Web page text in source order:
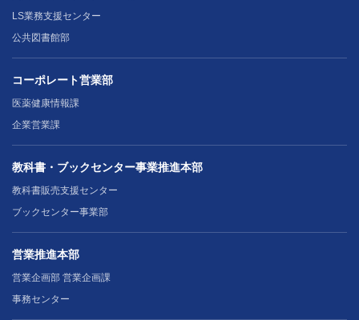
LS業務支援センター
公共図書館部
コーポレート営業部
医薬健康情報課
企業営業課
教科書・ブックセンター事業推進本部
教科書販売支援センター
ブックセンター事業部
営業推進本部
営業企画部 営業企画課
事務センター